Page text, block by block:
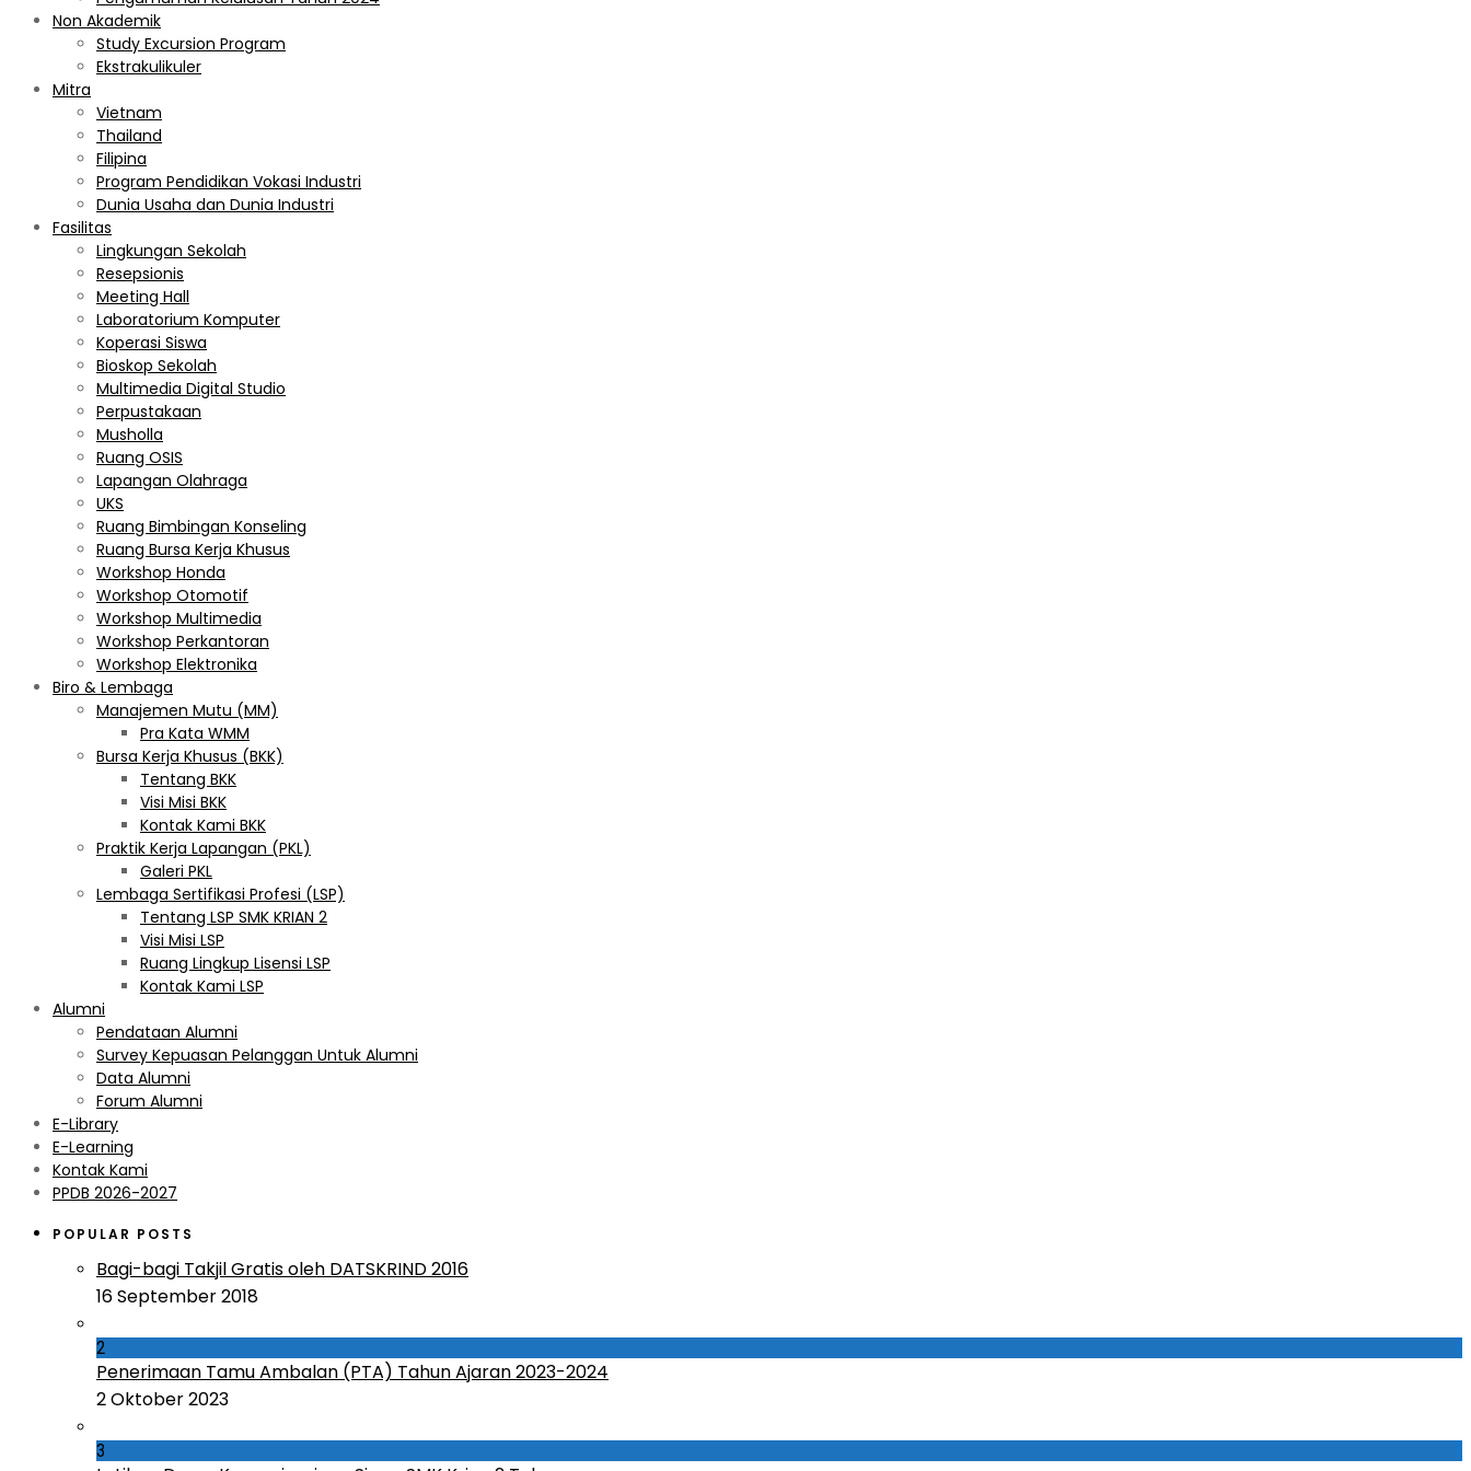
Non Akademik
Study Excursion Program
Ekstrakulikuler
Mitra
Vietnam
Thailand
Filipina
Program Pendidikan Vokasi Industri
Dunia Usaha dan Dunia Industri
Fasilitas
Lingkungan Sekolah
Resepsionis
Meeting Hall
Laboratorium Komputer
Koperasi Siswa
Bioskop Sekolah
Multimedia Digital Studio
Perpustakaan
Musholla
Ruang OSIS
Lapangan Olahraga
UKS
Ruang Bimbingan Konseling
Ruang Bursa Kerja Khusus
Workshop Honda
Workshop Otomotif
Workshop Multimedia
Workshop Perkantoran
Workshop Elektronika
Biro & Lembaga
Manajemen Mutu (MM)
Pra Kata WMM
Bursa Kerja Khusus (BKK)
Tentang BKK
Visi Misi BKK
Kontak Kami BKK
Praktik Kerja Lapangan (PKL)
Galeri PKL
Lembaga Sertifikasi Profesi (LSP)
Tentang LSP SMK KRIAN 2
Visi Misi LSP
Ruang Lingkup Lisensi LSP
Kontak Kami LSP
Alumni
Pendataan Alumni
Survey Kepuasan Pelanggan Untuk Alumni
Data Alumni
Forum Alumni
E-Library
E-Learning
Kontak Kami
PPDB 2026-2027
POPULAR POSTS
Bagi-bagi Takjil Gratis oleh DATSKRIND 2016
16 September 2018
2
Penerimaan Tamu Ambalan (PTA) Tahun Ajaran 2023-2024
2 Oktober 2023
3